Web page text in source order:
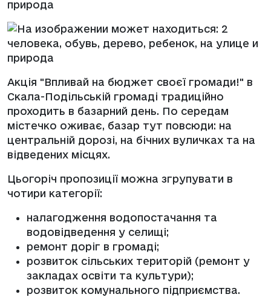
Акція "Впливай на бюджет своєї громади!" в
Скала-Подільській громаді традиційно
проходить в базарний день. По середам
містечко оживає, базар тут повсюди: на
центральній дорозі, на бічних вуличках та на
відведених місцях.
Цьогоріч пропозиції можна згрупувати в
чотири категорії:
налагодження водопостачання та
водовідведення у селищі;
ремонт доріг в громаді;
розвиток сільських територій (ремонт у
закладах освіти та культури);
розвиток комунального підприємства.